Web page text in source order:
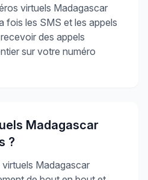
virtuels Madagascar
fois les SMS et les appels
des appels
sur votre numéro
Madagascar
?
Madagascar